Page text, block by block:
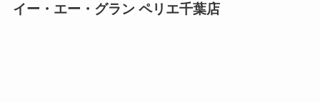
イー・エー・グラン ペリエ千葉店